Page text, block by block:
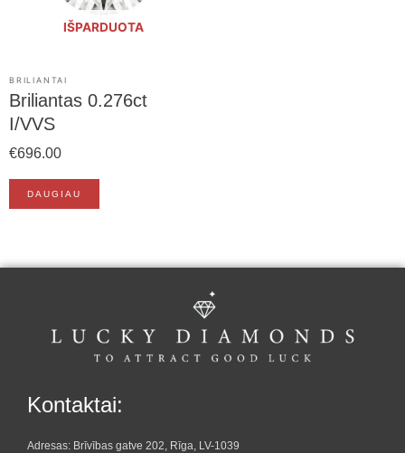
IŠPARDUOTA
BRILIANTAI
Briliantas 0.276ct
I/VVS
€696.00
DAUGIAU
Kontaktai:
Adresas: Brīvības gatve 202, Rīga, LV-1039